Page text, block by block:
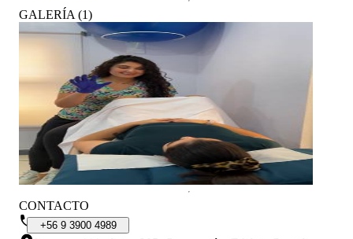
GALERÍA (1)
CONTACTO
+56 9 3900 4989